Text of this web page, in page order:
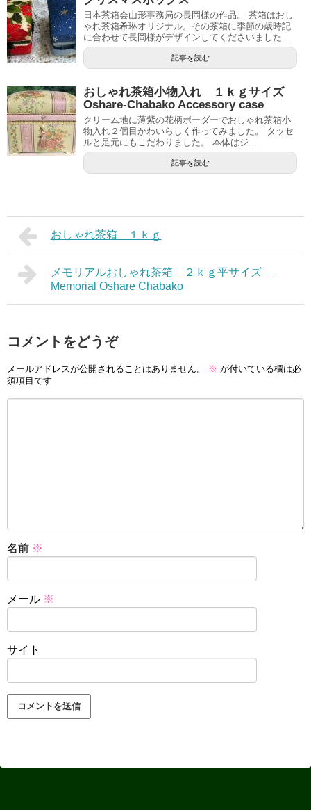
日本茶箱会山形事務局の長岡様の作品。 茶箱はおし
ゃれ茶箱希琳オリジナル。その茶箱に季節の歳時記
に合わせて長岡様がデザインしてくださいました...
記事を読む
おしゃれ茶箱小物入れ １ｋｇサイズ
Oshare-Chabako Accessory case
クリーム地に薄紫の花柄ボーダーでおしゃれ茶箱小
物入れ２個目かわいらしく作ってみました。 タッセ
ルと足元にもこだわりました。 本体はジ...
記事を読む
おしゃれ茶箱 １ｋｇ
メモリアルおしゃれ茶箱 ２ｋｇ平サイズ
Memorial Oshare Chabako
コメントをどうぞ
メールアドレスが公開されることはありません。 ※ が付いている欄は必
須項目です
名前 ※
メール ※
サイト